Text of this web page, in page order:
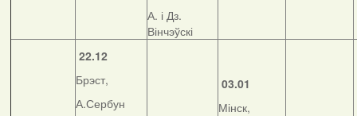
А. і Дз.
Вінчэўскі
22.12
Брэст,
А.Сербун
03.01
Мінск,